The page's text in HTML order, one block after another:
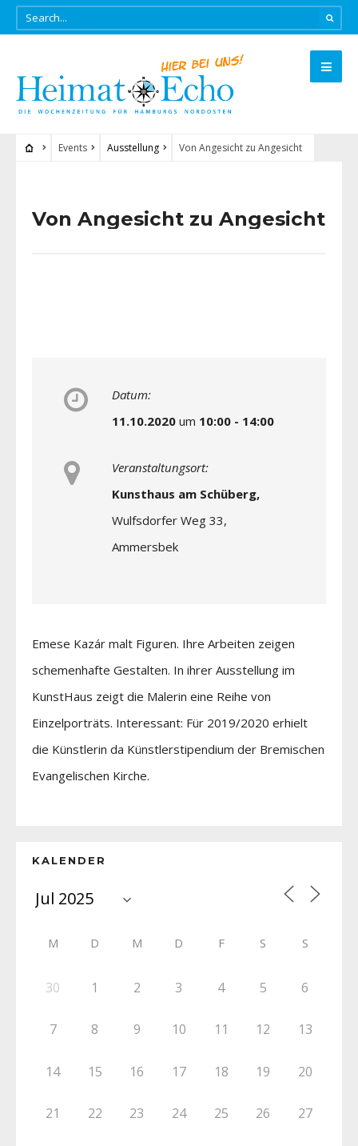
Events Ausstellung Von Angesicht zu Angesicht
Von Angesicht zu Angesicht
Datum:
11.10.2020 um 10:00 - 14:00
Veranstaltungsort:
Kunsthaus am Schüberg,
Wulfsdorfer Weg 33,
Ammersbek
Emese Kazár malt Figuren. Ihre Arbeiten zeigen
schemenhafte Gestalten. In ihrer Ausstellung im
KunstHaus zeigt die Malerin eine Reihe von
Einzelporträts. Interessant: Für 2019/2020 erhielt
die Künstlerin da Künstlerstipendium der Bremischen
Evangelischen Kirche.
KALENDER
M D M D F S S
30 1 2 3 4 5 6
7 8 9 10 11 12 13
14 15 16 17 18 19 20
21 22 23 24 25 26 27